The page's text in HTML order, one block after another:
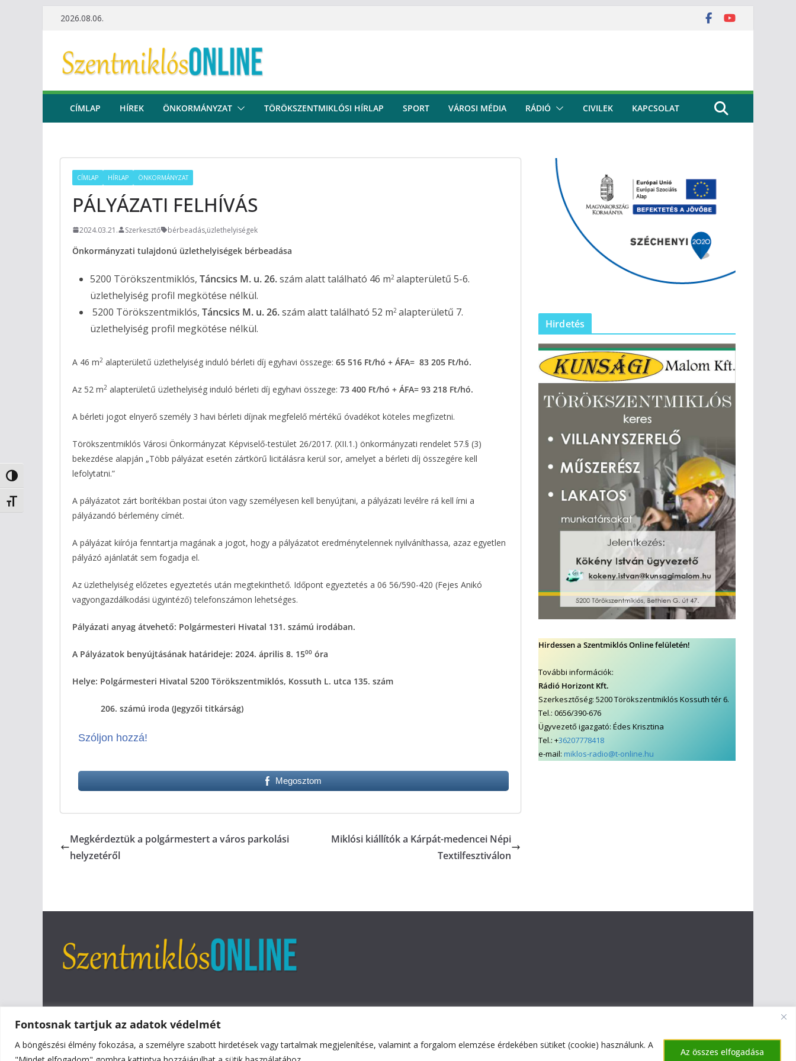
Fontosnak tartjuk az adatok védelmét
A böngészési élmény fokozása, a személyre szabott hirdetések vagy tartalmak megjelenítése, valamint a forgalom elemzése érdekében sütiket (cookie) használunk. A
Az összes elfogadása
Nagy kontraszt váltása
Betűméret váltása
2026.08.06.
CÍMLAP HÍREK ÖNKORMÁNYZAT TÖRÖKSZENTMIKLÓSI HÍRLAP SPORT VÁROSI MÉDIA RÁDIÓ CIVILEK KAPCSOLAT
CÍMLAP HÍRLAP ÖNKORMÁNYZAT
PÁLYÁZATI FELHÍVÁS
2024.03.21. Szerkesztő bérbeadás,üzlethelyiségek
Önkormányzati tulajdonú üzlethelyiségek bérbeadása
5200 Törökszentmiklós, Táncsics M. u. 26.szám alatt található 46 m2 alapterületű 5-6.
üzlethelyiség profil megkötése nélkül.
5200 Törökszentmiklós, Táncsics M. u. 26.szám alatt található 52 m2 alapterületű 7.
üzlethelyiség profil megkötése nélkül.
A 46 m2 alapterületű üzlethelyiség induló bérleti díj egyhavi összege: 65 516 Ft/hó + ÁFA= 83 205 Ft/hó.
Az 52 m2 alapterületű üzlethelyiség induló bérleti díj egyhavi összege: 73 400 Ft/hó + ÁFA= 93 218 Ft/hó.
A bérleti jogot elnyerő személy 3 havi bérleti díjnak megfelelő mértékű óvadékot köteles megfizetni.
Törökszentmiklós Városi Önkormányzat Képviselő-testület 26/2017. (XII.1.) önkormányzati rendelet 57.§ (3)
bekezdése alapján „Több pályázat esetén zártkörű licitálásra kerül sor, amelyet a bérleti díj összegére kell
lefolytatni.”
A pályázatot zárt borítékban postai úton vagy személyesen kell benyújtani, a pályázati levélre rá kell írni a
pályázandó bérlemény címét.
A pályázat kiírója fenntartja magának a jogot, hogy a pályázatot eredménytelennek nyilváníthassa, azaz egyetlen
pályázó ajánlatát sem fogadja el.
Az üzlethelyiség előzetes egyeztetés után megtekinthető. Időpont egyeztetés a 06 56/590-420 (Fejes Anikó
vagyongazdálkodási ügyintéző) telefonszámon lehetséges.
Pályázati anyag átvehető: Polgármesteri Hivatal 131. számú irodában.
A Pályázatok benyújtásának határideje: 2024. április 8. 1500 óra
Helye: Polgármesteri Hivatal 5200 Törökszentmiklós, Kossuth L. utca 135. szám
206. számú iroda (Jegyzői titkárság)
Szóljon hozzá!
Megosztom
Megkérdeztük a polgármestert a város parkolási
helyzetéről
Miklósi kiállítók a Kárpát-medencei Népi
Textilfesztiválon
Hirdetés
Hirdessen a Szentmiklós Online felületén!
További információk:
Rádió Horizont Kft.
Szerkesztőség: 5200 Törökszentmiklós Kossuth tér 6.
Tel.: 0656/390-676
Ügyvezető igazgató: Édes Krisztina
Tel.: +36207778418
e-mail: miklos-radio@t-online.hu
Copyright © 2026Szentmiklós Online. All rights reserved.